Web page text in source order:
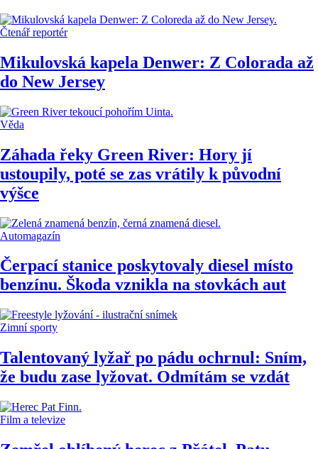
Čtenář reportér
Mikulovská kapela Denwer: Z Colorada až
do New Jersey
Věda
Záhada řeky Green River: Hory jí
ustoupily, poté se zas vrátily k původní
výšce
Automagazín
Čerpací stanice poskytovaly diesel místo
benzínu. Škoda vznikla na stovkách aut
Zimní sporty
Talentovaný lyžař po pádu ochrnul: Sním,
že budu zase lyžovat. Odmítám se vzdát
Film a televize